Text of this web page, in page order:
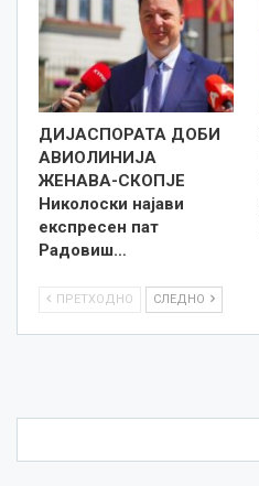
ДИЈАСПОРАТА ДОБИ
АВИОЛИНИЈА
ЖЕНАВА-СКОПЈЕ
Николоски најави
експресен пат
Радовиш…
ПРЕТХОДНО СЛЕДНО